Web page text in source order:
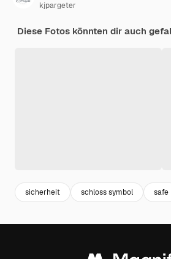
kjpargeter
Diese Fotos könnten dir auch
sicherheit schloss symbol safe